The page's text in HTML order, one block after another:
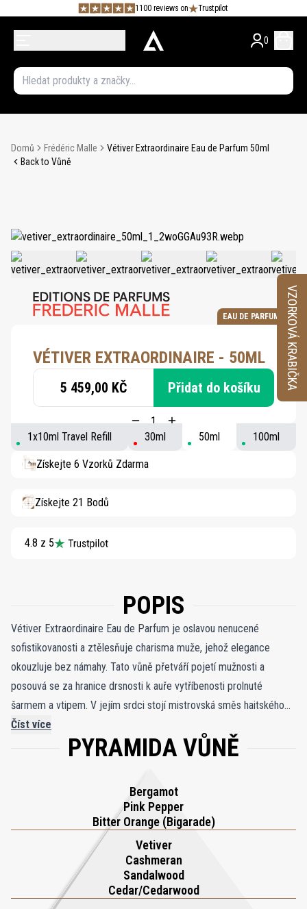
1100 reviews on Trustpilot
0
Domů Frédéric Malle
Vétiver Extraordinaire Eau de Parfum 50ml
Back to Vůně
EAU DE PARFUM
VÉTIVER EXTRAORDINAIRE - 50ML
5 459,00 KČ Přidat do košíku
1x10ml Travel Refill 30ml 50ml 100ml
Získejte 6 Vzorků Zdarma
Získejte 21 Bodů
4.8 z 5
POPIS
Vétiver Extraordinaire Eau de Parfum je oslavou nenucené
sofistikovanosti a ztělesňuje charisma muže, jehož elegance
okouzluje bez námahy. Tato vůně přetváří pojetí mužnosti a
posouvá se za hranice drsnosti k auře vytříbenosti prolnuté
šarmem a vtipem. V jejím srdci stojí mistrovská směs haitského
vetiveru, která kompozici ukotvuje svou zemitou,
mnohovrstevnatou hloubkou. Kolem něj se rozvíjí santalové dřevo,
Tuto hloubku vyvažuje svěží energie růžového pepře, bergamotu a
hořkého pomeranče, které dodávají vůni jiskřivý, povzbuzující
akord. Základ kompozice tvoří nadčasové spojení dubového
mechu a pižma, jež přináší vrstvu nenápadné smyslnosti. Vétiver
Extraordinaire zachycuje esenci šarmu uzavřenou v lahvi, vonné
mistrovské dílo pro muže, jehož přítomnost zanechává
Číst více
PYRAMIDA VŮNĚ
Bergamot
Pink Pepper
Bitter Orange (Bigarade)
Vetiver
Cashmeran
Sandalwood
Cedar/Cedarwood
VZORKOVÁ KRABIČKA